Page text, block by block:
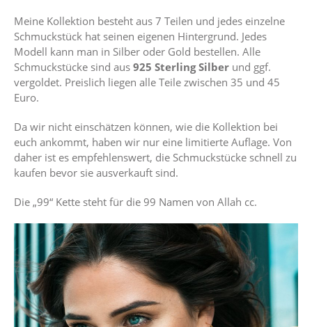
Meine Kollektion besteht aus 7 Teilen und jedes einzelne
Schmuckstück hat seinen eigenen Hintergrund. Jedes
Modell kann man in Silber oder Gold bestellen. Alle
Schmuckstücke sind aus 925 Sterling Silber und ggf.
vergoldet. Preislich liegen alle Teile zwischen 35 und 45
Euro.
Da wir nicht einschätzen können, wie die Kollektion bei
euch ankommt, haben wir nur eine limitierte Auflage. Von
daher ist es empfehlenswert, die Schmuckstücke schnell zu
kaufen bevor sie ausverkauft sind.
Die „99“ Kette steht für die 99 Namen von Allah cc.